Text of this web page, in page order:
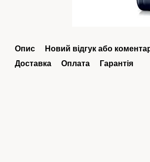
Опис
Новий відгук або
Доставка
Оплата Гарантія